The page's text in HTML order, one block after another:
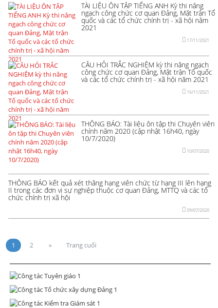
TÀI LIỆU ÔN TẬP TIẾNG ANH Kỳ thi nâng
ngạch công chức cơ quan Đảng, Mặt trận Tổ
quốc và các tổ chức chính trị - xã hội năm
2021
17/11/2021
CÂU HỎI TRẮC NGHIỆM kỳ thi nâng ngạch
công chức cơ quan Đảng, Mặt trận Tổ quốc
và các tổ chức chính trị - xã hội năm 2021
16/11/2021
THÔNG BÁO: Tài liệu ôn tập thi Chuyên viên
chính năm 2020 (cập nhật 16h40, ngày
10/7/2020)
10/07/2020
THÔNG BÁO kết quả xét thăng hạng viên chức từ hạng III lên hạng
II trong các đơn vị sự nghiệp thuộc cơ quan Đảng, MTTQ và các tổ
chức chính trị xã hội
09/07/2020
1 2 » Trang cuối